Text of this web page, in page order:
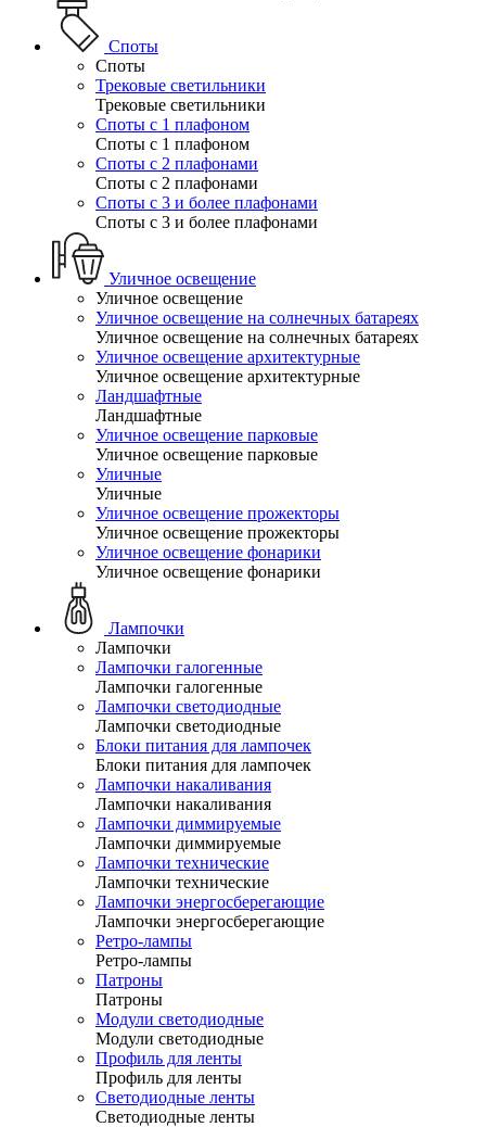
Споты
Споты
Трековые светильники
Трековые светильники
Споты с 1 плафоном
Споты с 1 плафоном
Споты с 2 плафонами
Споты с 2 плафонами
Споты с 3 и более плафонами
Споты с 3 и более плафонами
Уличное освещение
Уличное освещение
Уличное освещение на солнечных батареях
Уличное освещение на солнечных батареях
Уличное освещение архитектурные
Уличное освещение архитектурные
Ландшафтные
Ландшафтные
Уличное освещение парковые
Уличное освещение парковые
Уличные
Уличные
Уличное освещение прожекторы
Уличное освещение прожекторы
Уличное освещение фонарики
Уличное освещение фонарики
Лампочки
Лампочки
Лампочки галогенные
Лампочки галогенные
Лампочки светодиодные
Лампочки светодиодные
Блоки питания для лампочек
Блоки питания для лампочек
Лампочки накаливания
Лампочки накаливания
Лампочки диммируемые
Лампочки диммируемые
Лампочки технические
Лампочки технические
Лампочки энергосберегающие
Лампочки энергосберегающие
Ретро-лампы
Ретро-лампы
Патроны
Патроны
Модули светодиодные
Модули светодиодные
Профиль для ленты
Профиль для ленты
Светодиодные ленты
Светодиодные ленты